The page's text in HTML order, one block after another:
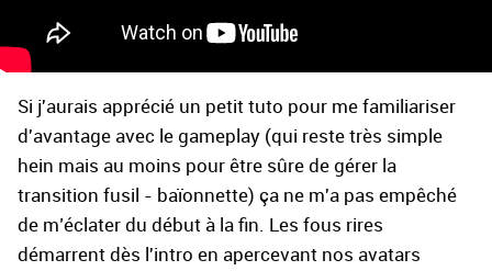
Si j'aurais apprécié un petit tuto pour me familiariser
d'avantage avec le gameplay (qui reste très simple
hein mais au moins pour être sûre de gérer la
transition fusil - baïonnette) ça ne m'a pas empêché
de m’éclater du début à la fin. Les fous rires
démarrent dès l'intro en apercevant nos avatars